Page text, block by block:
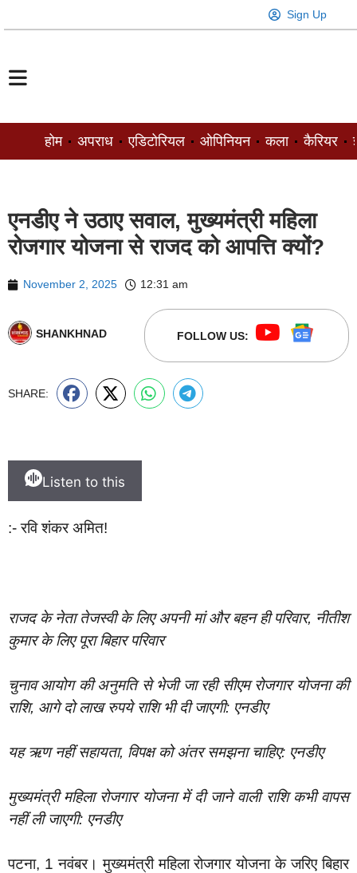
Sign Up
होम अपराध एडिटोरियल ओपिनियन कला कैरियर
एनडीए ने उठाए सवाल, मुख्यमंत्री महिला
रोजगार योजना से राजद को आपत्ति क्यों?
November 2, 2025 12:31 am
SHANKHNAD FOLLOW US:
SHARE:
Listen to this
:- रवि शंकर अमित!
राजद के नेता तेजस्वी के लिए अपनी मां और बहन ही परिवार, नीतीश
कुमार के लिए पूरा बिहार परिवार
चुनाव आयोग की अनुमति से भेजी जा रही सीएम रोजगार योजना की
राशि, आगे दो लाख रुपये राशि भी दी जाएगी: एनडीए
यह ऋण नहीं सहायता, विपक्ष को अंतर समझना चाहिए: एनडीए
मुख्यमंत्री महिला रोजगार योजना में दी जाने वाली राशि कभी वापस
नहीं ली जाएगी: एनडीए
‎पटना, 1 नवंबर। मुख्यमंत्री महिला रोजगार योजना के जरिए बिहार